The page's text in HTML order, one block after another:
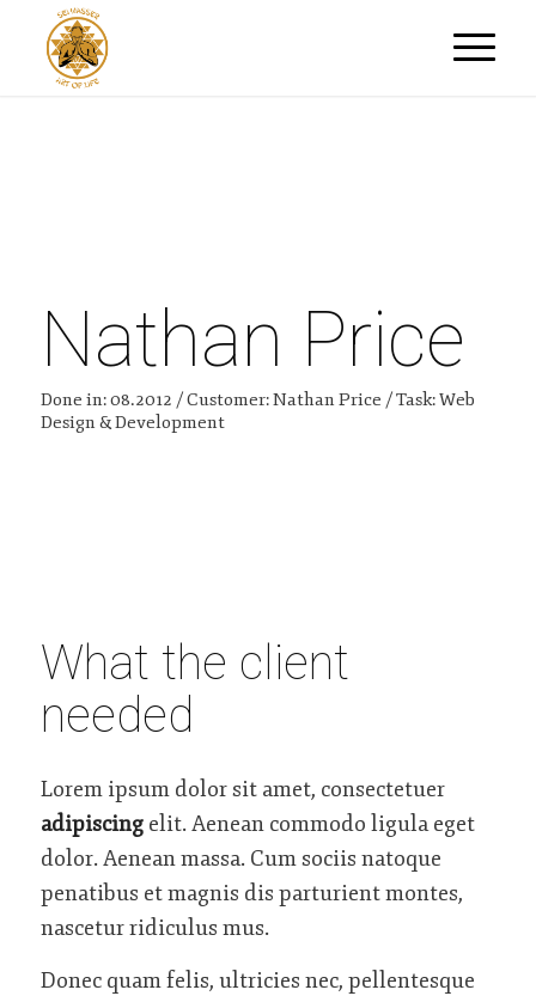
Nathan Price
Done in: 08.2012 / Customer: Nathan Price / Task: Web
Design & Development
What the client
needed
Lorem ipsum dolor sit amet, consectetuer
adipiscingelit. Aenean commodo ligula eget
dolor. Aenean massa. Cum sociis natoque
penatibus et magnis dis parturient montes,
nascetur ridiculus mus.
Donec quam felis, ultricies nec, pellentesque